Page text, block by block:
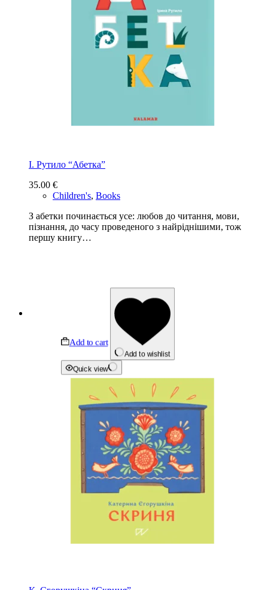
І. Рутило “Абетка”
35.00 €
Children's, Books
З абетки починається усе: любов до читання, мови,
пізнання, до часу проведеного з найріднішими, тож
першу книгу…
Add to cart
Add to wishlist
Quick view